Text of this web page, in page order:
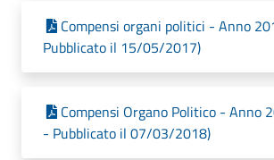
Compensi organi politici - Anno
Pubblicato il 15/05/2017)
Compensi Organo Politico - Anno
- Pubblicato il 07/03/2018)